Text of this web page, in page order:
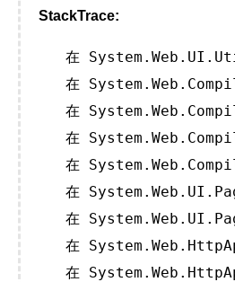
StackTrace:
在
在
在
在
在
在
在
在
在